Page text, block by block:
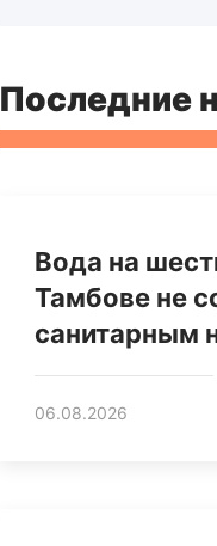
Последние
Вода на
Тамбове не
санитарным
06.08.2026